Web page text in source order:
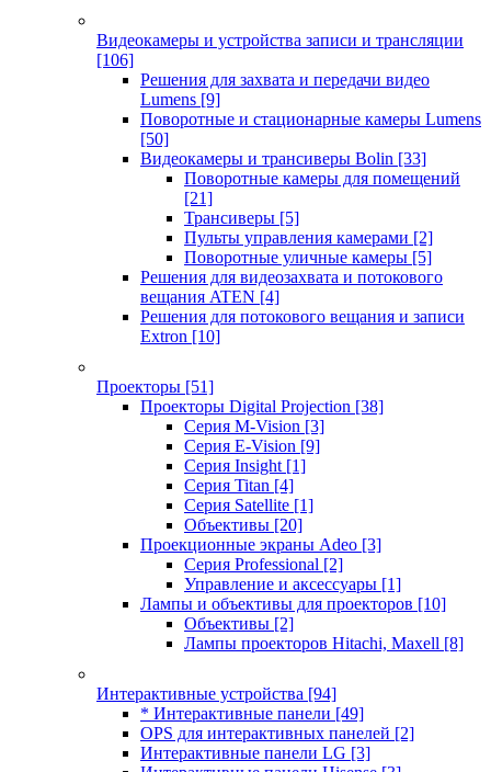
Видеокамеры и устройства записи и трансляции
[106]
Решения для захвата и передачи видео
Lumens [9]
Поворотные и стационарные камеры Lumens
[50]
Видеокамеры и трансиверы Bolin [33]
Поворотные камеры для помещений
[21]
Трансиверы [5]
Пульты управления камерами [2]
Поворотные уличные камеры [5]
Решения для видеозахвата и потокового
вещания ATEN [4]
Решения для потокового вещания и записи
Extron [10]
Проекторы [51]
Проекторы Digital Projection [38]
Серия M-Vision [3]
Серия E-Vision [9]
Серия Insight [1]
Серия Titan [4]
Серия Satellite [1]
Объективы [20]
Проекционные экраны Adeo [3]
Серия Professional [2]
Управление и аксессуары [1]
Лампы и объективы для проекторов [10]
Объективы [2]
Лампы проекторов Hitachi, Maxell [8]
Интерактивные устройства [94]
* Интерактивные панели [49]
OPS для интерактивных панелей [2]
Интерактивные панели LG [3]